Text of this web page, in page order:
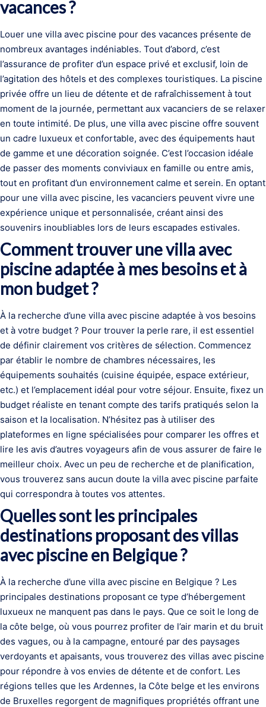
vacances ?
Louer une villa avec piscine pour des vacances présente de
nombreux avantages indéniables. Tout d’abord, c’est
l’assurance de profiter d’un espace privé et exclusif, loin de
l’agitation des hôtels et des complexes touristiques. La piscine
privée offre un lieu de détente et de rafraîchissement à tout
moment de la journée, permettant aux vacanciers de se relaxer
en toute intimité. De plus, une villa avec piscine offre souvent
un cadre luxueux et confortable, avec des équipements haut
de gamme et une décoration soignée. C’est l’occasion idéale
de passer des moments conviviaux en famille ou entre amis,
tout en profitant d’un environnement calme et serein. En optant
pour une villa avec piscine, les vacanciers peuvent vivre une
expérience unique et personnalisée, créant ainsi des
souvenirs inoubliables lors de leurs escapades estivales.
Comment trouver une villa avec
piscine adaptée à mes besoins et à
mon budget ?
À la recherche d’une villa avec piscine adaptée à vos besoins
et à votre budget ? Pour trouver la perle rare, il est essentiel
de définir clairement vos critères de sélection. Commencez
par établir le nombre de chambres nécessaires, les
équipements souhaités (cuisine équipée, espace extérieur,
etc.) et l’emplacement idéal pour votre séjour. Ensuite, fixez un
budget réaliste en tenant compte des tarifs pratiqués selon la
saison et la localisation. N’hésitez pas à utiliser des
plateformes en ligne spécialisées pour comparer les offres et
lire les avis d’autres voyageurs afin de vous assurer de faire le
meilleur choix. Avec un peu de recherche et de planification,
vous trouverez sans aucun doute la villa avec piscine parfaite
qui correspondra à toutes vos attentes.
Quelles sont les principales
destinations proposant des villas
avec piscine en Belgique ?
À la recherche d’une villa avec piscine en Belgique ? Les
principales destinations proposant ce type d’hébergement
luxueux ne manquent pas dans le pays. Que ce soit le long de
la côte belge, où vous pourrez profiter de l’air marin et du bruit
des vagues, ou à la campagne, entouré par des paysages
verdoyants et apaisants, vous trouverez des villas avec piscine
pour répondre à vos envies de détente et de confort. Les
régions telles que les Ardennes, la Côte belge et les environs
de Bruxelles regorgent de magnifiques propriétés offrant une